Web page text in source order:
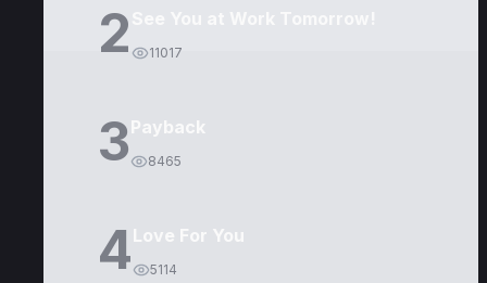
2 11017
3Payback
8465
4Love For You
5114